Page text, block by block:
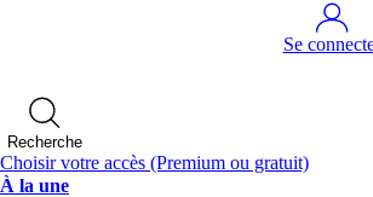
Se
Recherche
Choisir votre accès (Premium ou gratuit)
À la une